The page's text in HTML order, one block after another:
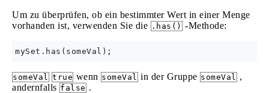
Um zu überprüfen, ob ein bestimmter Wert in einer Menge
vorhanden ist, verwenden Sie die .has() -Methode:
someVal true wenn someVal in der Gruppe someVal ,
andernfalls false .